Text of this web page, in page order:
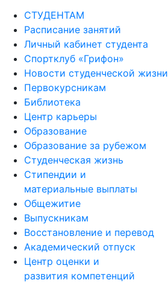
СТУДЕНТАМ
Расписание занятий
Личный кабинет студента
Спортклуб «Грифон»
Новости студенческой жизни
Первокурсникам
Библиотека
Центр карьеры
Образование
Образование за рубежом
Студенческая жизнь
Стипендии и
материальные выплаты
Общежитие
Выпускникам
Восстановление и перевод
Академический отпуск
Центр оценки и
развития компетенций